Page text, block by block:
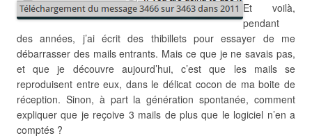
Et voilà,
pendant
des années, j’ai écrit des thibillets pour essayer de me
débarrasser des mails entrants. Mais ce que je ne savais pas,
et que je découvre aujourd’hui, c’est que les mails se
reproduisent entre eux, dans le délicat cocon de ma boite de
réception. Sinon, à part la génération spontanée, comment
expliquer que je reçoive 3 mails de plus que le logiciel n’en a
comptés ?